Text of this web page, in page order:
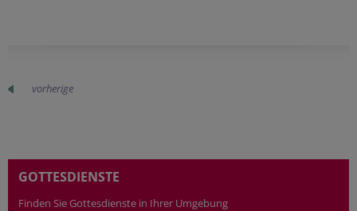
vorherige
GOTTESDIENSTE
Finden Sie Gottesdienste in Ihrer Umgebung